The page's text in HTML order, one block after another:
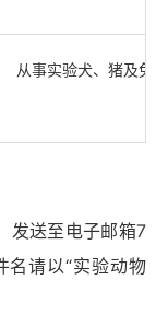
从事实验犬、猪及兔
发送至电子邮箱7
名请以“实验动物